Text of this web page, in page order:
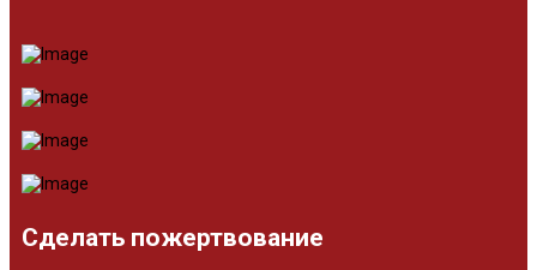
Сделать пожертвование